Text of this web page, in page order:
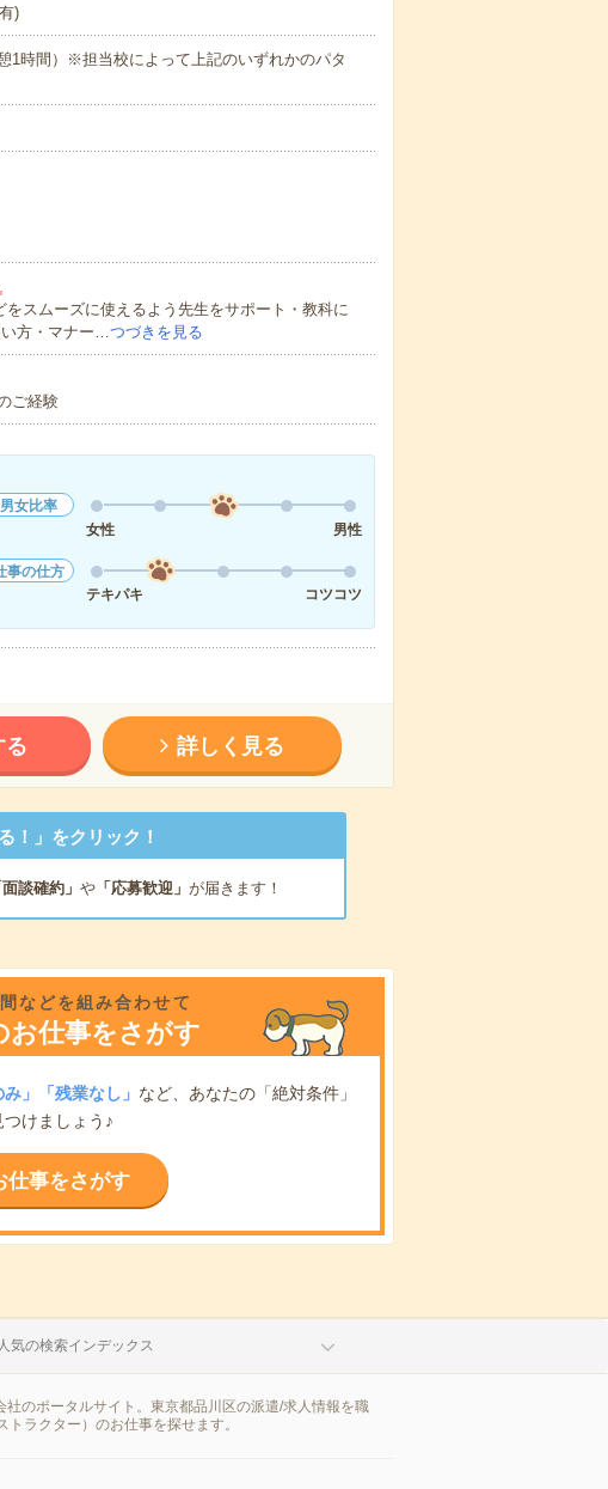
)
1時間）※担当校によって上記のいずれかのパタ
スムーズに使えるよう先生をサポート・教科に
い方・マナー…つづきを見る
ご経験
男女比率
女性
男性
事の仕方
テキパキ
コツコツ
る 詳しく見る
！」をクリック！
面談確約」 や「応募歓迎」 が届きます！
などを組み合わせて
お仕事をさがす
み」「残業なし」 など、あなたの「絶対条件」
けましょう♪
仕事をさがす
人気の検索インデックス
のポータルサイト。東京都品川区の派遣/求人情報を職
ラクター）のお仕事を探せます。